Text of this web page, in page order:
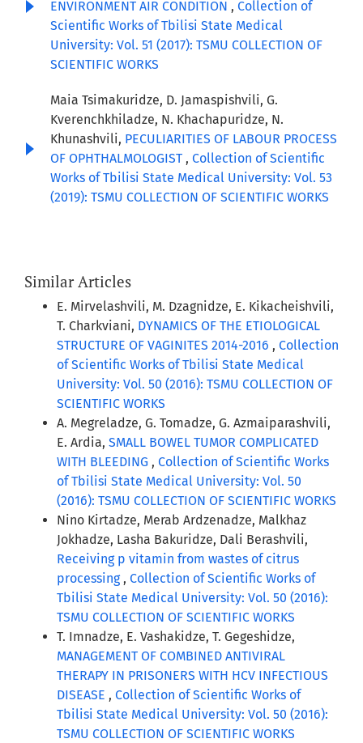
ENVIRONMENT AIR CONDITION , Collection of
Scientific Works of Tbilisi State Medical
University: Vol. 51 (2017): TSMU COLLECTION OF
SCIENTIFIC WORKS
Maia Tsimakuridze, D. Jamaspishvili, G.
Kverenchkhiladze, N. Khachapuridze, N.
Khunashvili, PECULIARITIES OF LABOUR PROCESS
OF OPHTHALMOLOGIST , Collection of Scientific
Works of Tbilisi State Medical University: Vol. 53
(2019): TSMU COLLECTION OF SCIENTIFIC WORKS
Similar Articles
E. Mirvelashvili, M. Dzagnidze, E. Kikacheishvili,
T. Charkviani, DYNAMICS OF THE ETIOLOGICAL
STRUCTURE OF VAGINITES 2014-2016 , Collection
of Scientific Works of Tbilisi State Medical
University: Vol. 50 (2016): TSMU COLLECTION OF
SCIENTIFIC WORKS
A. Megreladze, G. Tomadze, G. Azmaiparashvili,
E. Ardia, SMALL BOWEL TUMOR COMPLICATED
WITH BLEEDING , Collection of Scientific Works
of Tbilisi State Medical University: Vol. 50
(2016): TSMU COLLECTION OF SCIENTIFIC WORKS
Nino Kirtadze, Merab Ardzenadze, Malkhaz
Jokhadze, Lasha Bakuridze, Dali Berashvili,
Receiving p vitamin from wastes of citrus
processing, Collection of Scientific Works of
Tbilisi State Medical University: Vol. 50 (2016):
TSMU COLLECTION OF SCIENTIFIC WORKS
T. Imnadze, E. Vashakidze, T. Gegeshidze,
MANAGEMENT OF COMBINED ANTIVIRAL
THERAPY IN PRISONERS WITH HCV INFECTIOUS
DISEASE , Collection of Scientific Works of
Tbilisi State Medical University: Vol. 50 (2016):
TSMU COLLECTION OF SCIENTIFIC WORKS